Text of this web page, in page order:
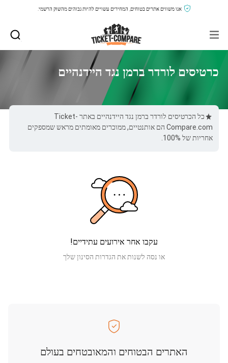
אנו משווים אתרים בטוחים, המחירים עשויים להיות גבוהים מהשוק הרשמי.
כרטיסים לורדר ברמן נגד היידנהיים
כל הכרטיסים לורדר ברמן נגד היידנהיים באתר Ticket-
Compare.com הם אותנטיים, ממוכרים מאומתים מראש שמספקים
אחריות של 100%.
עקבו אחר אירועים עתידיים!
או נסה לשנות את הגדרות הסינון שלך
האתרים הבטוחים והמאובטחים בעולם